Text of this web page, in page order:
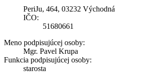
PeriJu, 464, 03232 Východná
IČO:
51680661
Meno podpisujúcej osoby:
Mgr. Pavel Krupa
Funkcia podpisujúcej osoby:
starosta